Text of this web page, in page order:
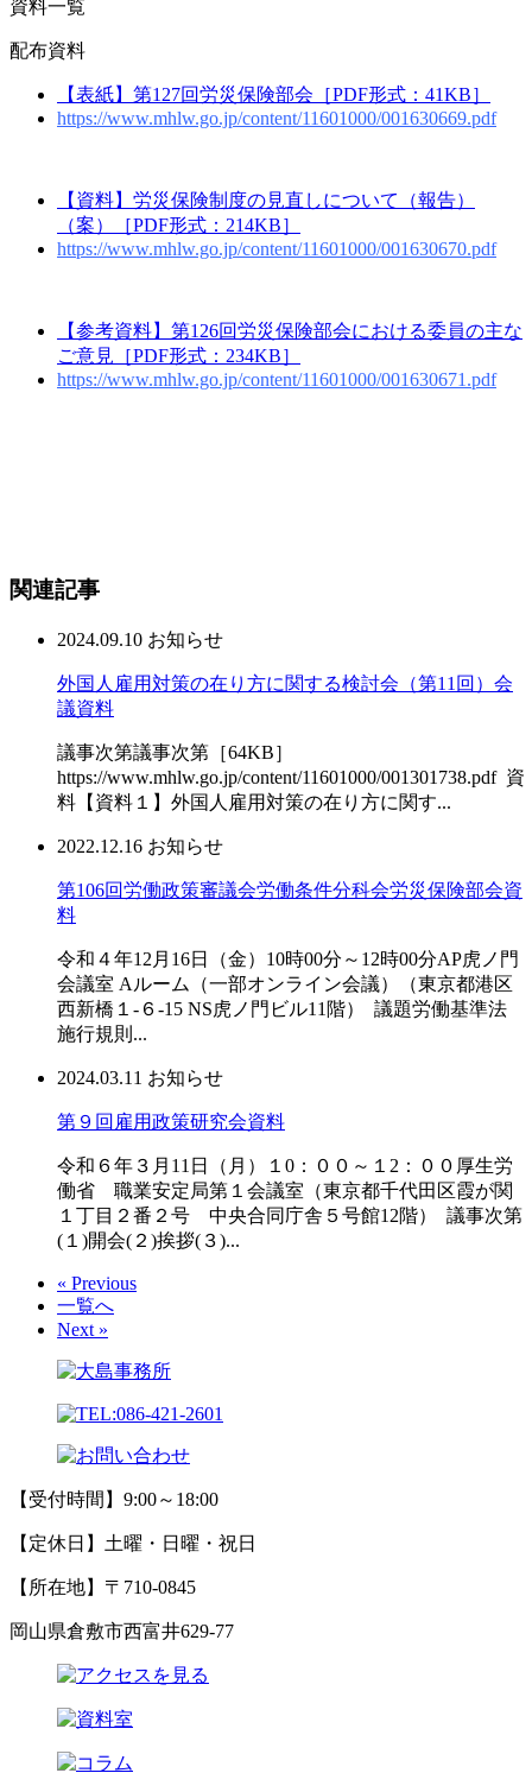
資料一覧
配布資料
【表紙】第127回労災保険部会［PDF形式：41KB］
https://www.mhlw.go.jp/content/11601000/001630669.pdf
【資料】労災保険制度の見直しについて（報告）
（案）［PDF形式：214KB］
https://www.mhlw.go.jp/content/11601000/001630670.pdf
【参考資料】第126回労災保険部会における委員の主な
ご意見［PDF形式：234KB］
https://www.mhlw.go.jp/content/11601000/001630671.pdf
関連記事
2024.09.10 お知らせ
外国人雇用対策の在り方に関する検討会（第11回）会
議資料
議事次第議事次第［64KB］
https://www.mhlw.go.jp/content/11601000/001301738.pdf 資
料【資料１】外国人雇用対策の在り方に関す...
2022.12.16 お知らせ
第106回労働政策審議会労働条件分科会労災保険部会資
料
令和４年12月16日（金）10時00分～12時00分AP虎ノ門
会議室 Aルーム（一部オンライン会議）（東京都港区
西新橋１-６-15 NS虎ノ門ビル11階） 議題労働基準法
施行規則...
2024.03.11 お知らせ
第９回雇用政策研究会資料
令和６年３月11日（月）１0：００～１2：００厚生労
働省 職業安定局第１会議室（東京都千代田区霞が関
１丁目２番２号 中央合同庁舎５号館12階） 議事次第
(１)開会(２)挨拶(３)...
« Previous
一覧へ
Next »
【受付時間】9:00～18:00
【定休日】土曜・日曜・祝日
【所在地】〒710-0845
岡山県倉敷市西富井629-77